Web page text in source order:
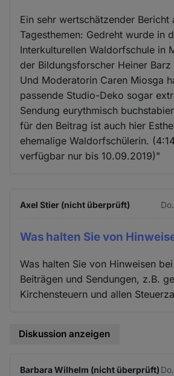
Ein sehr wertschätzender Bericht
Tagesthemen: Gedreht wurde in
Interkulturellen Waldorfschule in
der Bildungsforscher Heiner
Und Moderatorin Caren Miosga
passende Studio-Deko sogar
Sendung eurythmisch
für den Beitrag ist auch hier
ehemalige Waldorfschülerin.
verfügbar nur bis 10.09.2019)"
Axel Stier (nicht überprüft)
Was halten Sie von
Was halten Sie von Hinweisen
Beiträgen und Sendungen, z.B.
Kirchensteuern und allen
Diskussion anzeigen
Barbara Wilhelm (nicht überprüft)